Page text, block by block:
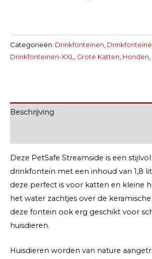
Categorieën: Drinkfonteinen
Drinkfonteinen-XXL
Grote Katten Honden
Beschrijving
Deze PetSafe Streamside is een
drinkfontein met een inhoud van 1,8
deze perfect is voor katten en kleine
het water zachtjes over de
deze fontein ook erg geschikt voor
huisdieren.
Huisdieren worden van nature